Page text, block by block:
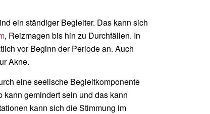
ein ständiger Begleiter. Das kann sich
, Reizmagen bis hin zu Durchfällen. In
vor Beginn der Periode an. Auch
Akne.
eine seelische Begleitkomponente
gemindert sein und das kann
kann sich die Stimmung im